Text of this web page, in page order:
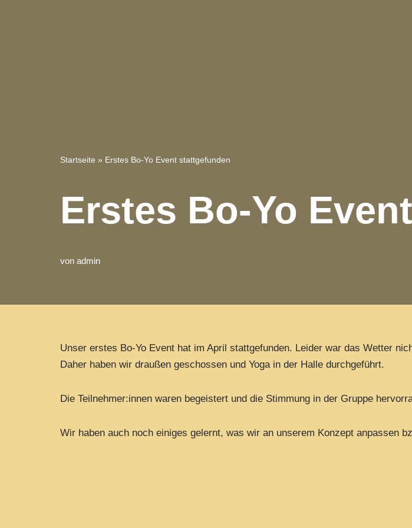
Startseite » Erstes Bo-Yo Event stattgefunden
Erstes Bo-Yo
von admin
Unser erstes Bo-Yo Event hat im April stattgefunden. Leider war das Wetter
Daher haben wir draußen geschossen und Yoga in der Halle durchgeführt.
Die Teilnehmer:innen waren begeistert und die Stimmung in der Gruppe
Wir haben auch noch einiges gelernt, was wir an unserem Konzept anpassen